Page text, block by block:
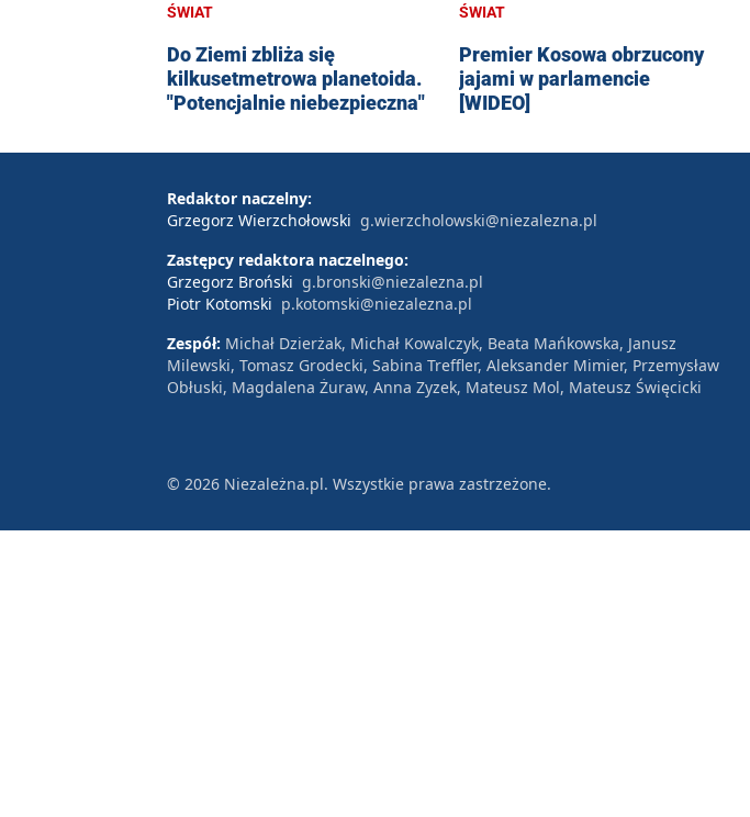
ŚWIAT
Do Ziemi zbliża się
kilkusetmetrowa planetoida.
"Potencjalnie niebezpieczna"
ŚWIAT
Premier Kosowa obrzucony
jajami w parlamencie
[WIDEO]
Redaktor naczelny:
Grzegorz Wierzchołowski g.wierzcholowski@niezalezna.pl
Zastępcy redaktora naczelnego:
Grzegorz Broński g.bronski@niezalezna.pl
Piotr Kotomski p.kotomski@niezalezna.pl
Zespół: Michał Dzierżak, Michał Kowalczyk, Beata Mańkowska, Janusz
Milewski, Tomasz Grodecki, Sabina Treffler, Aleksander Mimier, Przemysław
Obłuski, Magdalena Żuraw, Anna Zyzek, Mateusz Mol, Mateusz Święcicki
© 2026 Niezależna.pl. Wszystkie prawa zastrzeżone.